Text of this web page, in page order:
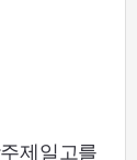
제일고를